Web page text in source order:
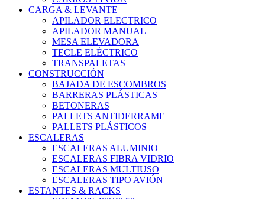
CARGA & LEVANTE
APILADOR ELECTRICO
APILADOR MANUAL
MESA ELEVADORA
TECLE ELÉCTRICO
TRANSPALETAS
CONSTRUCCIÓN
BAJADA DE ESCOMBROS
BARRERAS PLÁSTICAS
BETONERAS
PALLETS ANTIDERRAME
PALLETS PLÁSTICOS
ESCALERAS
ESCALERAS ALUMINIO
ESCALERAS FIBRA VIDRIO
ESCALERAS MULTIUSO
ESCALERAS TIPO AVIÓN
ESTANTES & RACKS